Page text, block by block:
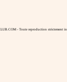
- Toute reproduction strictement